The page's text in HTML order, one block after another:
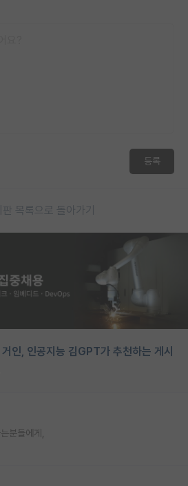
등록
판 목록으로 돌아가기
인, 인공지능 김GPT가 추천하는 게시
분들에게,